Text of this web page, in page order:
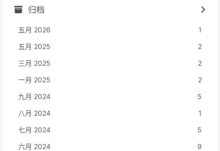
归档
五月 2026
1
五月 2025
2
三月 2025
2
一月 2025
2
九月 2024
5
八月 2024
1
七月 2024
5
六月 2024
9